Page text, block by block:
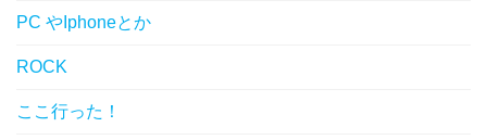
PC やIphoneとか
ROCK
ここ行った！